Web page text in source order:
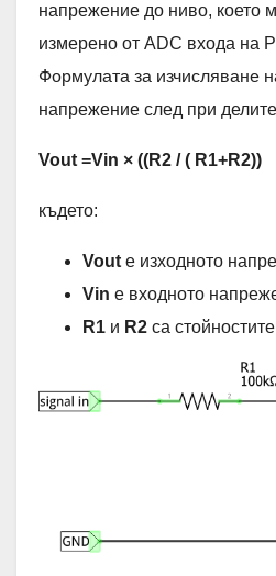
напрежение до ниво, което
измерено от ADC входа на
Формулата за изчисляване
напрежение след при
Vout =Vin × ((R2 / ( R1+R2))
където:
Vout e изходното
Vin е входното
R1 ​ и R2 са